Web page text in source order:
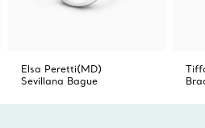
Elsa Peretti(MD)
Sevillana Bague